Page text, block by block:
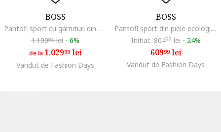
BOSS
Pantofi sport cu garnituri din piele ecologica, Alb/Gri cenusiu/Alb optic
1.10095lei - 6%
de la 1.02999lei
Vandut de Fashion Days
BOSS
Pantofi sport din piele ecologica cu garnituri din material textil Titanium Runn, Negru
Initial: 80499 lei - 24%
60999lei
Vandut de Fashion Days